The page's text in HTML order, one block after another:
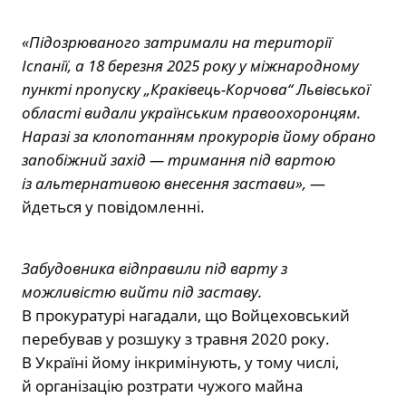
«Підозрюваного затримали на території
Іспанії, а 18 березня 2025 року у міжнародному
пункті пропуску „Краківець-Корчова“ Львівської
області видали українським правоохоронцям.
Наразі за клопотанням прокурорів йому обрано
запобіжний захід — тримання під вартою
із альтернативою внесення застави», —
йдеться у повідомленні.
Забудовника відправили під варту з
можливістю вийти під заставу.
В прокуратурі нагадали, що Войцеховський
перебував у розшуку з травня 2020 року.
В Україні йому інкримінують, у тому числі,
й організацію розтрати чужого майна